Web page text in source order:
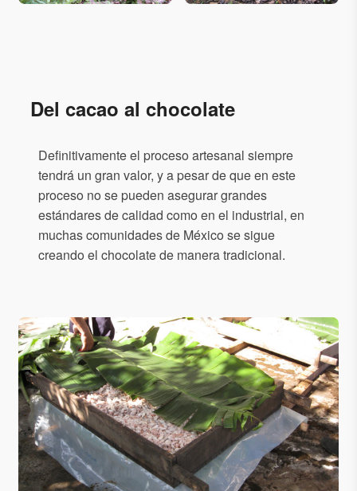
Del cacao al chocolate
Definitivamente el proceso artesanal siempre
tendrá un gran valor, y a pesar de que en este
proceso no se pueden asegurar grandes
estándares de calidad como en el industrial, en
muchas comunidades de México se sigue
creando el chocolate de manera tradicional.